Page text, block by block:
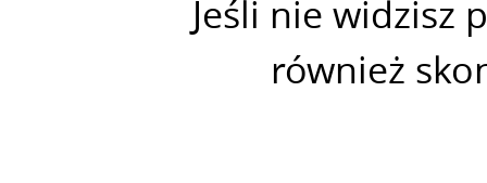
Jeśli nie
również